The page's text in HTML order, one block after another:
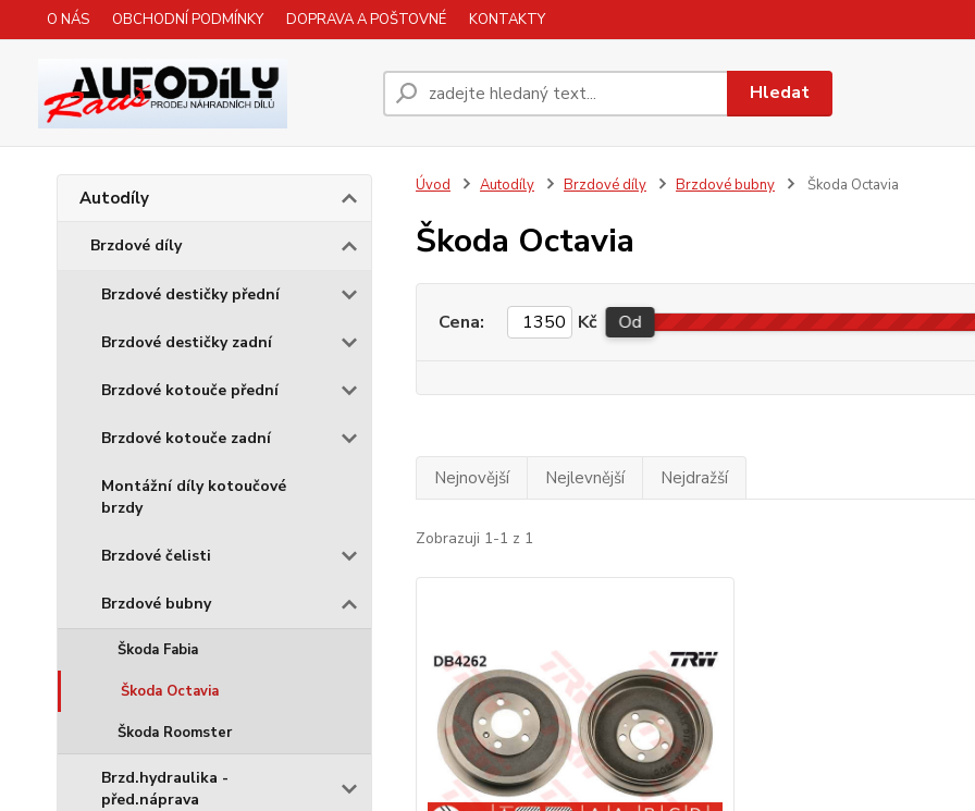
O NÁS OBCHODNÍ PODMÍNKY DOPRAVA A POŠTOVNÉ KONTAKTY
Hledat
Autodíly
Brzdové díly
Brzdové destičky přední
Brzdové destičky zadní
Brzdové kotouče přední
Brzdové kotouče zadní
Montážní díly kotoučové
brzdy
Brzdové čelisti
Brzdové bubny
Škoda Fabia
Škoda Octavia
Škoda Roomster
Brzd.hydraulika -
před.náprava
Úvod Autodíly Brzdové díly Brzdové bubny Škoda Octavia
Škoda Octavia
Cena: Kč Od
Nejnovější Nejlevnější Nejdražší
Zobrazuji 1-1 z 1